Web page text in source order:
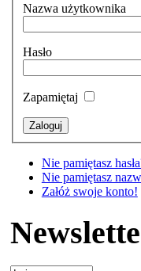
Nazwa użytkownika
Hasło
Zapamiętaj
Nie pamiętasz
Nie pamiętasz
Załóż swoje konto!